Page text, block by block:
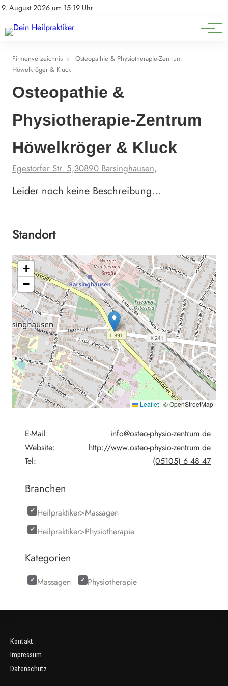
9. August 2026 um 15:19 Uhr
Impressum
Natürliche Medizin
Heilpflanzen & Kräuterkunde
Firmenverzeichnis ›
Osteopathie & Physiotherapie-Zentrum
Höwelkröger & Kluck
Osteopathie &
Physiotherapie-Zentrum
Höwelkröger & Kluck
Egestorfer Str. 5,30890 Barsinghausen,
Leider noch keine Beschreibung…
Standort
+
−
Leaflet | © OpenStreetMap
E-Mail:
info@osteo-physio-zentrum.de
Website:
http://www.osteo-physio-zentrum.de
Tel:
(05105) 6 48 47
Branchen
Heilpraktiker>Massagen
Heilpraktiker>Physiotherapie
Kategorien
Massagen Physiotherapie
Kontakt
Impressum
Datenschutz